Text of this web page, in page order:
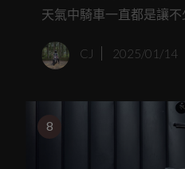
天氣中騎車一直都是讓
CJ 2025/01/14
8